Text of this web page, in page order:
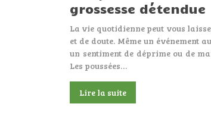
grossesse détendue
La vie quotidienne peut vous
et de doute. Même un événement
un sentiment de déprime ou de
Les poussées…
Lire la suite